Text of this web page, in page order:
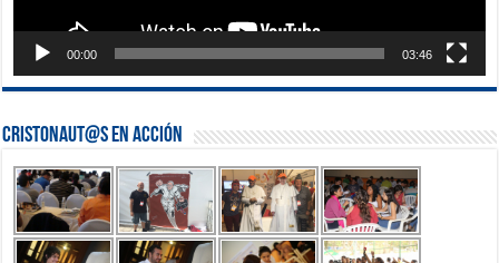
00:00 03:46
Cristonaut@s en Acción